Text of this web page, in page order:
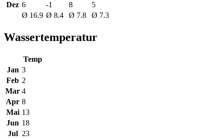
Dez 6 -1 8
5
Ø 16.9 Ø 8.4 Ø 7.8 Ø 7.3
Wassertemperatur
Temp
Jan 3
Feb 2
Mar 4
Apr 8
Mai 13
Jun 18
Jul 23